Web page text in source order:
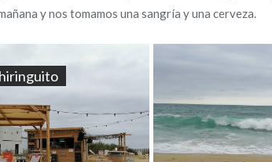
y nos tomamos una sangría y una cerveza.